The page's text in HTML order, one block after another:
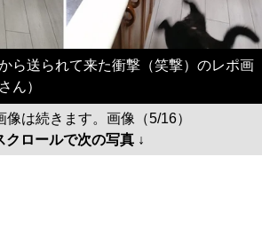
ら送られて来た衝撃（笑撃）のレポ画
ん）
像は続きます。画像（5/16）
クロールで次の写真 ↓